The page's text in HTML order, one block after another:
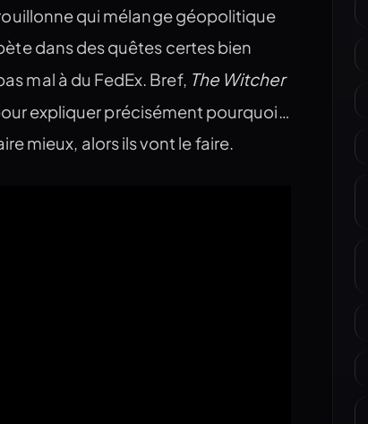
qui mélange géopolitique
dans des quêtes certes bien
mal à du FedEx. Bref, The Witcher
expliquer précisément pourquoi…
mieux, alors ils vont le faire.